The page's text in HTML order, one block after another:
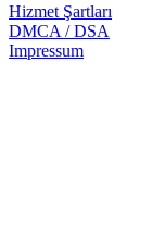
Hizmet Şartları
DMCA / DSA
Impressum